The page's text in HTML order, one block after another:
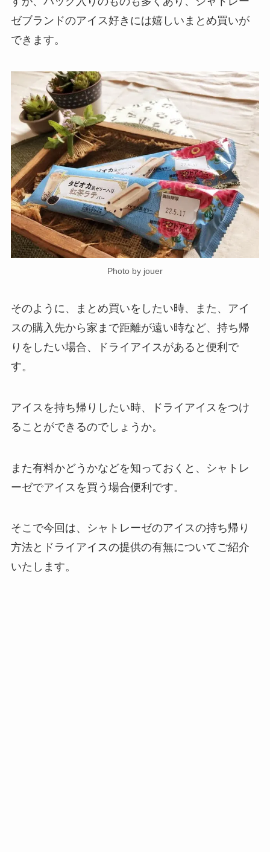
ゼブランドのアイス好きには嬉しいまとめ買いが
できます。
Photo by jouer
そのように、まとめ買いをしたい時、また、アイ
スの購入先から家まで距離が遠い時など、持ち帰
りをしたい場合、ドライアイスがあると便利で
す。
アイスを持ち帰りしたい時、ドライアイスをつけ
ることができるのでしょうか。
また有料かどうかなどを知っておくと、シャトレ
ーゼでアイスを買う場合便利です。
そこで今回は、シャトレーゼのアイスの持ち帰り
方法とドライアイスの提供の有無についてご紹介
いたします。